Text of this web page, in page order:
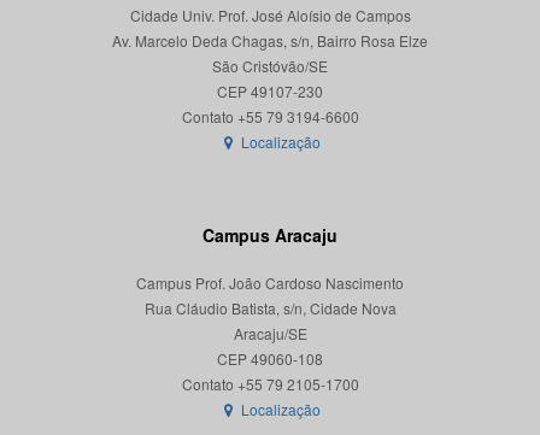
Cidade Univ. Prof. José Aloísio de Campos
Av. Marcelo Deda Chagas, s/n, Bairro Rosa Elze
São Cristóvão/SE
CEP 49107-230
Localização
Campus Aracaju
Campus Prof. João Cardoso Nascimento
Rua Cláudio Batista, s/n, Cidade Nova
Aracaju/SE
CEP 49060-108
Localização